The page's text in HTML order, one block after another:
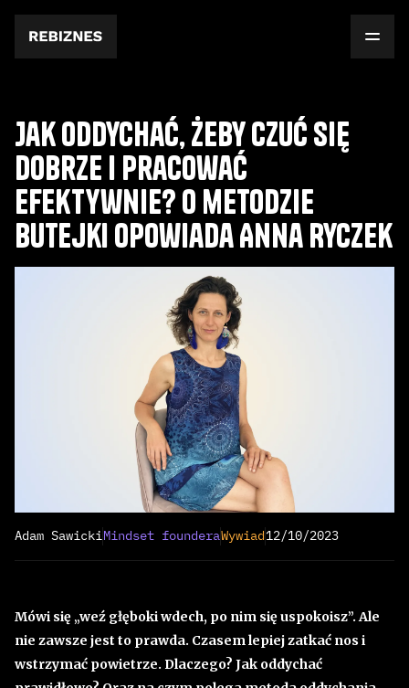
Jak oddychać, żeby czuć się
dobrze i pracować
efektywnie? O metodzie
Butejki opowiada Anna Ryczek
Adam SawickiMindset founderaWywiad12/10/2023
Mówi się „weź głęboki wdech, po nim się uspokoisz”. Ale
nie zawsze jest to prawda. Czasem lepiej zatkać nos i
wstrzymać powietrze. Dlaczego? Jak oddychać